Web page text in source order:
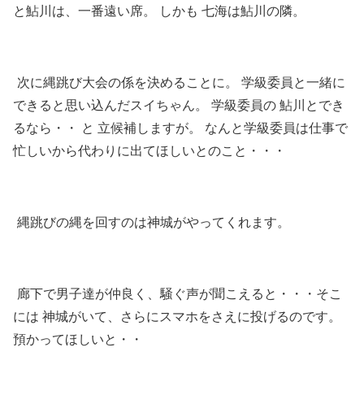
と鮎川は、一番遠い席。 しかも 七海は鮎川の隣。
次に縄跳び大会の係を決めることに。 学級委員と一緒に
できると思い込んだスイちゃん。 学級委員の 鮎川とでき
るなら・・ と 立候補しますが。 なんと学級委員は仕事で
忙しいから代わりに出てほしいとのこと・・・
縄跳びの縄を回すのは神城がやってくれます。
廊下で男子達が仲良く、騒ぐ声が聞こえると・・・そこ
には 神城がいて、さらにスマホをさえに投げるのです。
預かってほしいと・・